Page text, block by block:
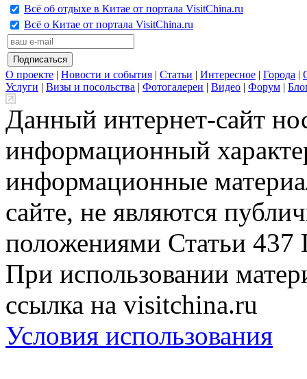
Всё об отдыхе в Китае от портала VisitChina.ru
Всё о Китае от портала VisitChina.ru
О проекте | Новости и события | Статьи | Интересное | Города |
Услуги | Визы и посольства | Фотогалереи | Видео | Форум |
Данный интернет-сайт
информационный
информационные
сайте, не являются
положениями Статьи 437
При использовании
ссылка на visitchina.ru
Условия использования